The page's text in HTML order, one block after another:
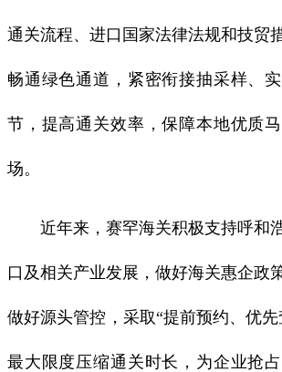
通关流程、进口国家法律法规和技贸
畅通绿色通道，紧密衔接抽采样、
节，提高通关效率，保障本地优质
场。
近年来，赛罕海关积极支持呼和
口及相关产业发展，做好海关惠企政
做好源头管控，采取“提前预约、优
最大限度压缩通关时长，为企业抢